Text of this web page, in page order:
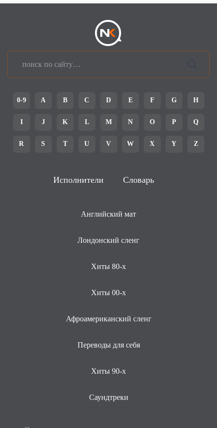
0-9 A B C D E F G H
I J K L M N O P Q
R S T U V W X Y Z
Исполнители Словарь
Английский мат
Лондонский сленг
Хиты 80-х
Хиты 00-х
Афроамериканский сленг
Переводы для себя
Хиты 90-х
Саундтреки